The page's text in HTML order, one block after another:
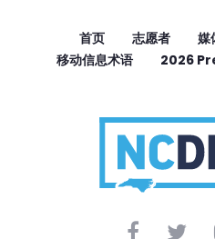
首页 志愿者 媒
移动信息术语
2026